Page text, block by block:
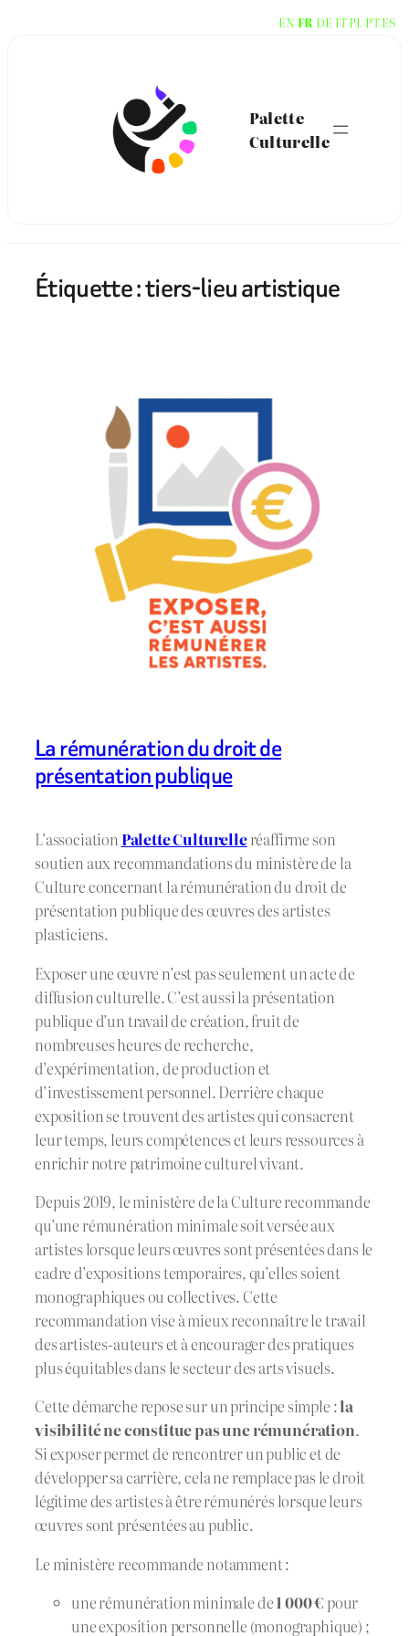
Palette
Culturelle
Étiquette :tiers-lieu artistique
La rémunération du droit de
présentation publique
L’association Palette Culturelleréaffirme son
soutien aux recommandations du ministère de la
Culture concernant la rémunération du droit de
présentation publique des œuvres des artistes
plasticiens.
Exposer une œuvre n’est pas seulement un acte de
diffusion culturelle. C’est aussi la présentation
publique d’un travail de création, fruit de
nombreuses heures de recherche,
d’expérimentation, de production et
d’investissement personnel. Derrière chaque
exposition se trouvent des artistes qui consacrent
leur temps, leurs compétences et leurs ressources à
enrichir notre patrimoine culturel vivant.
Depuis 2019, le ministère de la Culture recommande
qu’une rémunération minimale soit versée aux
artistes lorsque leurs œuvres sont présentées dans le
cadre d’expositions temporaires, qu’elles soient
monographiques ou collectives. Cette
recommandation vise à mieux reconnaître le travail
des artistes-auteurs et à encourager des pratiques
plus équitables dans le secteur des arts visuels.
Cette démarche repose sur un principe simple :la
visibilité ne constitue pas une rémunération.
Si exposer permet de rencontrer un public et de
développer sa carrière, cela ne remplace pas le droit
légitime des artistes à être rémunérés lorsque leurs
œuvres sont présentées au public.
Le ministère recommande notamment :
une rémunération minimale de1 000 €pour
une exposition personnelle (monographique) ;
EN FR DE ITPL PTES